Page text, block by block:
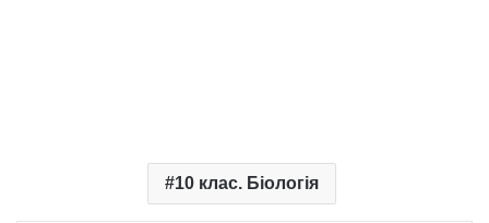
10 клас. Біологія